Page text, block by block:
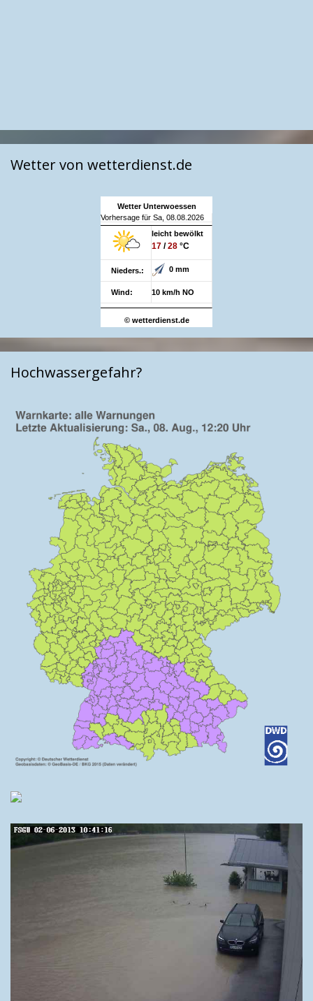
Wetter von wetterdienst.de
Wetter Unterwoessen
Vorhersage für Sa, 08.08.2026
leicht bewölkt
17 /28 °C
Nieders.: 0 mm
Wind: 10 km/h NO
© wetterdienst.de
Hochwassergefahr?